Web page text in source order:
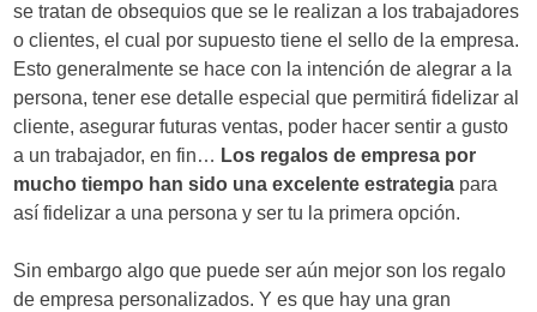
n
t
r
a
d
s
se tratan de obsequios que se le realizan a los trabajadores
o clientes, el cual por supuesto tiene el sello de la empresa.
Esto generalmente se hace con la intención de alegrar a la
persona, tener ese detalle especial que permitirá fidelizar al
cliente, asegurar futuras ventas, poder hacer sentir a gusto
a un trabajador, en fin… Los regalos de empresa por
mucho tiempo han sido una excelente estrategia para
así fidelizar a una persona y ser tu la primera opción.
Sin embargo algo que puede ser aún mejor son los regalo
de empresa personalizados. Y es que hay una gran